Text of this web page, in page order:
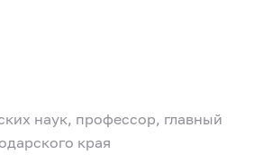
наук, профессор, главный
края